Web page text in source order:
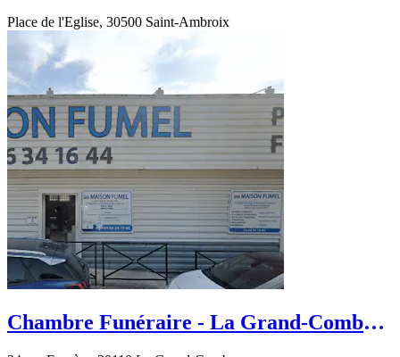
Place de l'Eglise, 30500 Saint-Ambroix
Chambre Funéraire - La Grand-Combe -